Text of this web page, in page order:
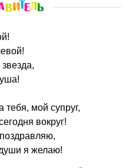
мой супруг,
вокруг!
я желаю!